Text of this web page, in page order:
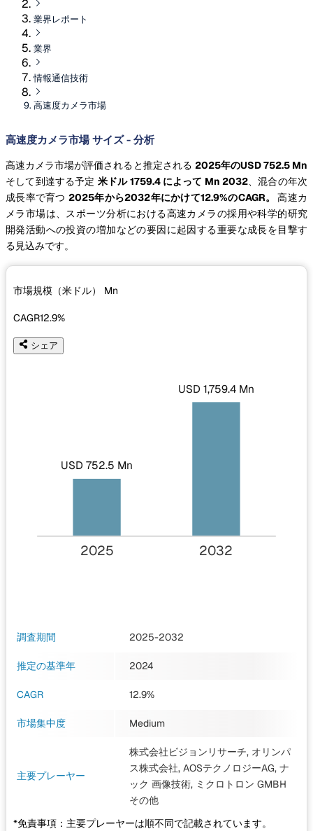
業界レポート
業界
情報通信技術
高速度カメラ市場
高速度カメラ市場 サイズ - 分析
高速カメラ市場が評価されると推定される 2025年のUSD 752.5 Mn
そして到達する予定 米ドル 1759.4 によって Mn 2032、混合の年次
成長率で育つ2025年から2032年にかけて12.9%のCAGR。高速カ
メラ市場は、スポーツ分析における高速カメラの採用や科学的研究
開発活動への投資の増加などの要因に起因する重要な成長を目撃す
る見込みです。
市場規模（米ドル） Mn
CAGR12.9%
シェア
USD 752.5 Mn
USD 1,759.4 Mn
2025 2032
調査期間 2025-2032
推定の基準年 2024
CAGR 12.9%
市場集中度 Medium
主要プレーヤー
株式会社ビジョンリサーチ, オリンパ
ス株式会社, AOSテクノロジーAG, ナ
ック 画像技術, ミクロトロン GMBH
その他
*免責事項：主要プレーヤーは順不同で記載されています。